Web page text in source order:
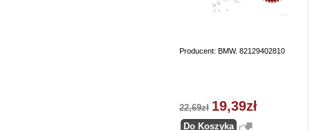
Producent: BMW. 82129402810
22,69zł 19,39zł